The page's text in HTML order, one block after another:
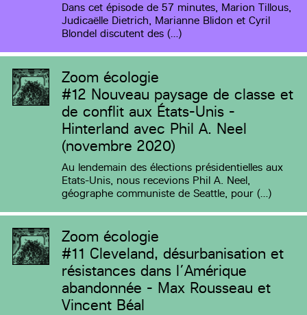
Dans cet épisode de 57 minutes, Marion Tillous,
Judicaëlle Dietrich, Marianne Blidon et Cyril
Blondel discutent des (…)
Zoom écologie
#12 Nouveau paysage de classe et
de conflit aux États-Unis -
Hinterland avec Phil A. Neel
(novembre 2020)
Au lendemain des élections présidentielles aux
Etats-Unis, nous recevions Phil A. Neel,
géographe communiste de Seattle, pour (…)
Zoom écologie
#11 Cleveland, désurbanisation et
résistances dans l’Amérique
abandonnée - Max Rousseau et
Vincent Béal